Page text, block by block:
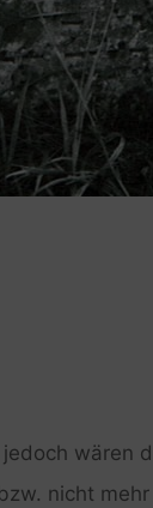
wären
nicht mehr